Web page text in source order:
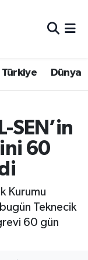
Türkiye Dünya
SEN’in
60
Kurumu
bugün Teknecik
60 gün